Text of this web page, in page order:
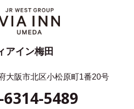
アイン梅田
阪市北区小松原町1番20号
6314-5489